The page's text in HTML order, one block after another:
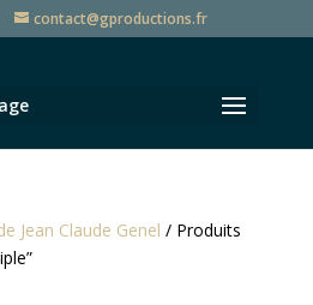
contact@gproductions.fr
Jean Claude Genel / Produits